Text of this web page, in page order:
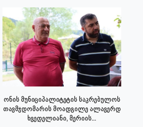
ონის მუნიციპალიტეტის საკრებულოს
თავმჯდომარის მოადგილე ალავერდ
ხვედელიანი, მერიის...